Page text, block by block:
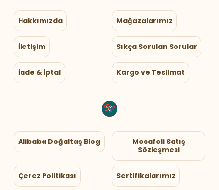
Hakkımızda Mağazalarımız
İletişim Sıkça Sorulan Sorular
İade & İptal Kargo ve Teslimat
Alibaba Doğaltaş Blog
Mesafeli Satış
Sözleşmesi
Çerez Politikası Sertifikalarımız